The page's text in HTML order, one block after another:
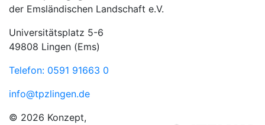
der Emsländischen Landschaft e.V.
Universitätsplatz 5-6
49808 Lingen (Ems)
Telefon: 0591 91663 0
info@tpzlingen.de
© 2026 Konzept,